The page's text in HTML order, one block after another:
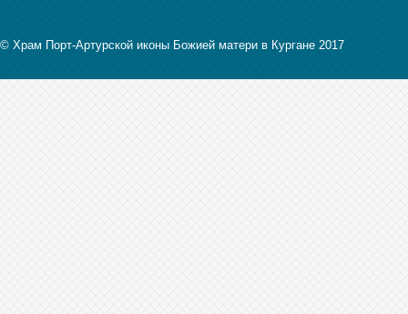
© Храм Порт-Артурской иконы Божией матери в Кургане 2017